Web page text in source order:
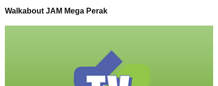
Walkabout JAM Mega Perak